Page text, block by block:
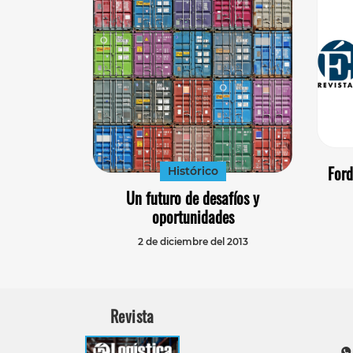
Histórico
Un futuro de desafíos y
oportunidades
2 de diciembre del 2013
Revista